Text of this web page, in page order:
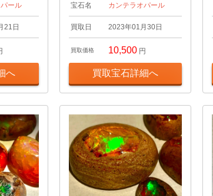
ール
21日
へ
宝石名 カンテラオパール
買取日 2023年01月30日
買取価格 10,500 円
買取宝石詳細へ